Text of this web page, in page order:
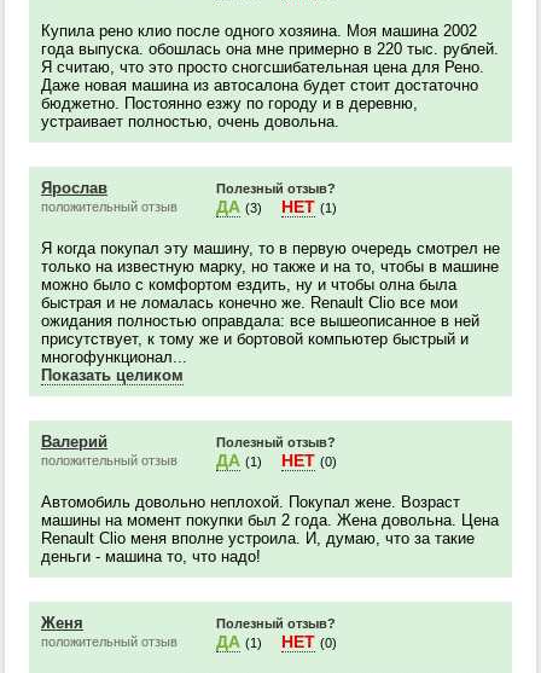
Купила рено клио после одного хозяина. Моя машина 2002
года выпуска. обошлась она мне примерно в 220 тыс. рублей.
Я считаю, что это просто сногсшибательная цена для Рено.
Даже новая машина из автосалона будет стоит достаточно
бюджетно. Постоянно езжу по городу и в деревню,
устраивает полностью, очень довольна.
Ярослав
положительный отзыв
Полезный отзыв?
ДА (3) НЕТ (1)
Я когда покупал эту машину, то в первую очередь смотрел не
только на известную марку, но также и на то, чтобы в машине
можно было с комфортом ездить, ну и чтобы олна была
быстрая и не ломалась конечно же. Renault Clio все мои
ожидания полностью оправдала: все вышеописанное в ней
присутствует, к тому же и бортовой компьютер быстрый и
многофункционал...
Показать целиком
Валерий
положительный отзыв
Полезный отзыв?
ДА (1) НЕТ (0)
Автомобиль довольно неплохой. Покупал жене. Возраст
машины на момент покупки был 2 года. Жена довольна. Цена
Renault Clio меня вполне устроила. И, думаю, что за такие
деньги - машина то, что надо!
Женя
положительный отзыв
Полезный отзыв?
ДА (1) НЕТ (0)